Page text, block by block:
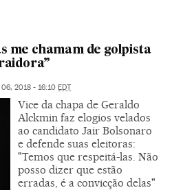
me chamam de golpista
06, 2018 - 16:10 EDT
Vice da chapa de Geraldo
Alckmin faz elogios velados
ao candidato Jair Bolsonaro
e defende suas eleitoras:
"Temos que respeitá-las. Não
posso dizer que estão
erradas, é a convicção delas"